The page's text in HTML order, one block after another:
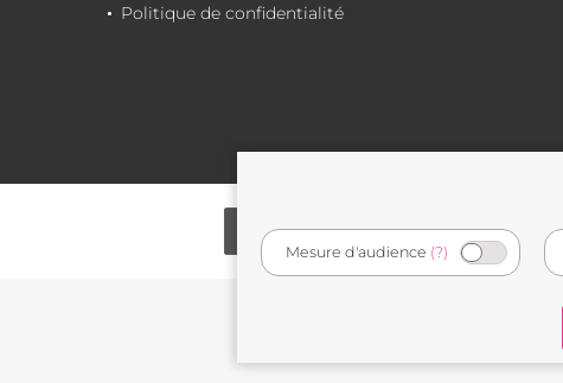
Politique de confidentialité
Mesure d'audience (?)